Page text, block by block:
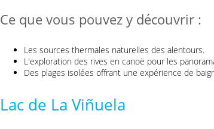
Ce que vous pouvez y découvrir :
Les sources thermales naturelles des alentours.
L'exploration des rives en canoë pour les
Des plages isolées offrant une expérience de
Lac de La Viñuela